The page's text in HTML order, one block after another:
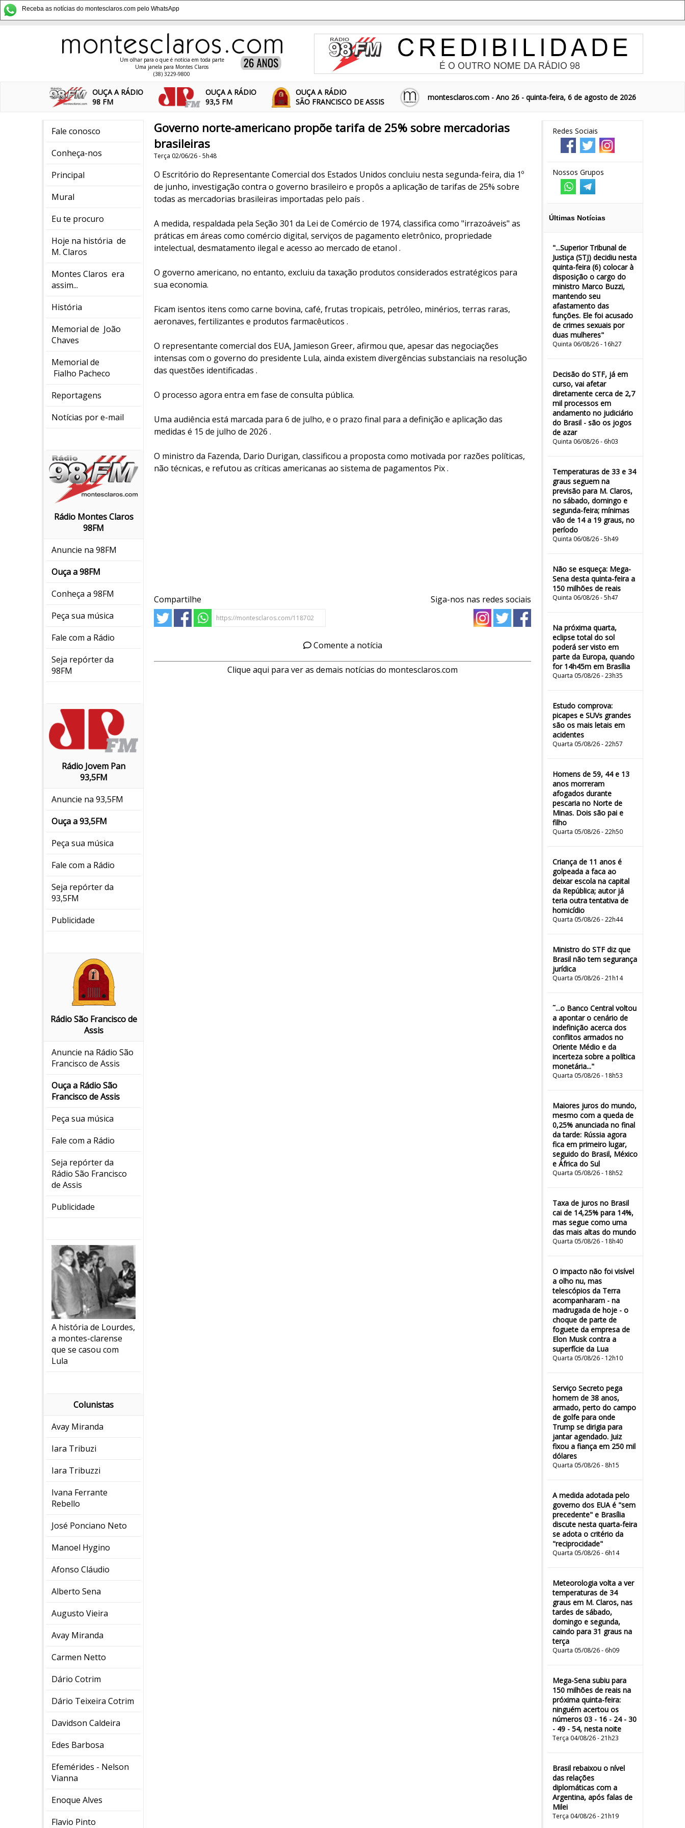
Receba as notícias do montesclaros.com pelo WhatsApp
Um olhar para o que é notícia em toda parte
Uma janela para Montes Claros
(38) 3229-9800
OUÇA A RÁDIO
98 FM
OUÇA A RÁDIO
93,5 FM
OUÇA A RÁDIO
SÃO FRANCISCO DE ASSIS
montesclaros.com - Ano 26 - quinta-feira, 6 de agosto de 2026
Fale conosco
Conheça-nos
Principal
Mural
Eu te procuro
Hoje na história de
M. Claros
Montes Claros era
assim...
História
Memorial de João
Chaves
Memorial de
Fialho Pacheco
Reportagens
Notícias por e-mail
Rádio Montes Claros
98FM
Anuncie na 98FM
Ouça a 98FM
Conheça a 98FM
Peça sua música
Fale com a Rádio
Seja repórter da
98FM
Rádio Jovem Pan
93,5FM
Anuncie na 93,5FM
Ouça a 93,5FM
Peça sua música
Fale com a Rádio
Seja repórter da
93,5FM
Publicidade
Rádio São Francisco de
Assis
Anuncie na Rádio São
Francisco de Assis
Ouça a Rádio São
Francisco de Assis
Peça sua música
Fale com a Rádio
Seja repórter da
Rádio São Francisco
de Assis
Publicidade
A história de Lourdes,
a montes-clarense
que se casou com
Lula
Colunistas
Avay Miranda
Iara Tribuzi
Iara Tribuzzi
Ivana Ferrante
Rebello
José Ponciano Neto
Manoel Hygino
Afonso Cláudio
Alberto Sena
Augusto Vieira
Avay Miranda
Carmen Netto
Dário Cotrim
Dário Teixeira Cotrim
Davidson Caldeira
Edes Barbosa
Efemérides - Nelson
Vianna
Enoque Alves
Flavio Pinto
Redes Sociais
Nossos Grupos
Últimas Notícias
"...Superior Tribunal de
Justiça (STJ) decidiu nesta
quinta-feira (6) colocar à
disposição o cargo do
ministro Marco Buzzi,
mantendo seu
afastamento das
funções. Ele foi acusado
de crimes sexuais por
duas mulheres"
Quinta 06/08/26 - 16h27
Decisão do STF, já em
curso, vai afetar
diretamente cerca de 2,7
mil processos em
andamento no judiciário
do Brasil - são os jogos
de azar
Quinta 06/08/26 - 6h03
Temperaturas de 33 e 34
graus seguem na
previsão para M. Claros,
no sábado, domingo e
segunda-feira; mínimas
vão de 14 a 19 graus, no
período
Quinta 06/08/26 - 5h49
Não se esqueça: Mega-
Sena desta quinta-feira a
150 milhões de reais
Quinta 06/08/26 - 5h47
Na próxima quarta,
eclipse total do sol
poderá ser visto em
parte da Europa, quando
for 14h45m em Brasília
Quarta 05/08/26 - 23h35
Estudo comprova:
picapes e SUVs grandes
são os mais letais em
acidentes
Quarta 05/08/26 - 22h57
Homens de 59, 44 e 13
anos morreram
afogados durante
pescaria no Norte de
Minas. Dois são pai e
filho
Quarta 05/08/26 - 22h50
Criança de 11 anos é
golpeada a faca ao
deixar escola na capital
da República; autor já
teria outra tentativa de
homicídio
Quarta 05/08/26 - 22h44
Ministro do STF diz que
Brasil não tem segurança
jurídica
Quarta 05/08/26 - 21h14
˜...o Banco Central voltou
a apontar o cenário de
indefinição acerca dos
conflitos armados no
Oriente Médio e da
incerteza sobre a política
monetária..."
Quarta 05/08/26 - 18h53
Maiores juros do mundo,
mesmo com a queda de
0,25% anunciada no final
da tarde: Rússia agora
fica em primeiro lugar,
seguido do Brasil, México
e África do Sul
Quarta 05/08/26 - 18h52
Taxa de juros no Brasil
cai de 14,25% para 14%,
mas segue como uma
das mais altas do mundo
Quarta 05/08/26 - 18h40
O impacto não foi visível
a olho nu, mas
telescópios da Terra
acompanharam - na
madrugada de hoje - o
choque de parte de
foguete da empresa de
Elon Musk contra a
superfície da Lua
Quarta 05/08/26 - 12h10
Serviço Secreto pega
homem de 38 anos,
armado, perto do campo
de golfe para onde
Trump se dirigia para
jantar agendado. Juiz
fixou a fiança em 250 mil
dólares
Quarta 05/08/26 - 8h15
A medida adotada pelo
governo dos EUA é "sem
precedente" e Brasília
discute nesta quarta-feira
se adota o critério da
"reciprocidade"
Quarta 05/08/26 - 6h14
Meteorologia volta a ver
temperaturas de 34
graus em M. Claros, nas
tardes de sábado,
domingo e segunda,
caindo para 31 graus na
terça
Quarta 05/08/26 - 6h09
Mega-Sena subiu para
150 milhões de reais na
próxima quinta-feira:
ninguém acertou os
números 03 - 16 - 24 - 30
- 49 - 54, nesta noite
Terça 04/08/26 - 21h23
Brasil rebaixou o nível
das relações
diplomáticas com a
Argentina, após falas de
Milei
Terça 04/08/26 - 21h19
Governo norte-americano propõe tarifa de 25% sobre mercadorias
brasileiras
Terça 02/06/26 - 5h48
O Escritório do Representante Comercial dos Estados Unidos concluiu nesta segunda-feira, dia 1º
de junho, investigação contra o governo brasileiro e propôs a aplicação de tarifas de 25% sobre
todas as mercadorias brasileiras importadas pelo país .
A medida, respaldada pela Seção 301 da Lei de Comércio de 1974, classifica como "irrazoáveis" as
práticas em áreas como comércio digital, serviços de pagamento eletrônico, propriedade
intelectual, desmatamento ilegal e acesso ao mercado de etanol .
O governo americano, no entanto, excluiu da taxação produtos considerados estratégicos para
sua economia.
Ficam isentos itens como carne bovina, café, frutas tropicais, petróleo, minérios, terras raras,
aeronaves, fertilizantes e produtos farmacêuticos .
O representante comercial dos EUA, Jamieson Greer, afirmou que, apesar das negociações
intensas com o governo do presidente Lula, ainda existem divergências substanciais na resolução
das questões identificadas .
O processo agora entra em fase de consulta pública.
Uma audiência está marcada para 6 de julho, e o prazo final para a definição e aplicação das
medidas é 15 de julho de 2026 .
O ministro da Fazenda, Dario Durigan, classificou a proposta como motivada por razões políticas,
não técnicas, e refutou as críticas americanas ao sistema de pagamentos Pix .
Compartilhe Siga-nos nas redes sociais
Comente a notícia
Clique aqui para ver as demais notícias do montesclaros.com